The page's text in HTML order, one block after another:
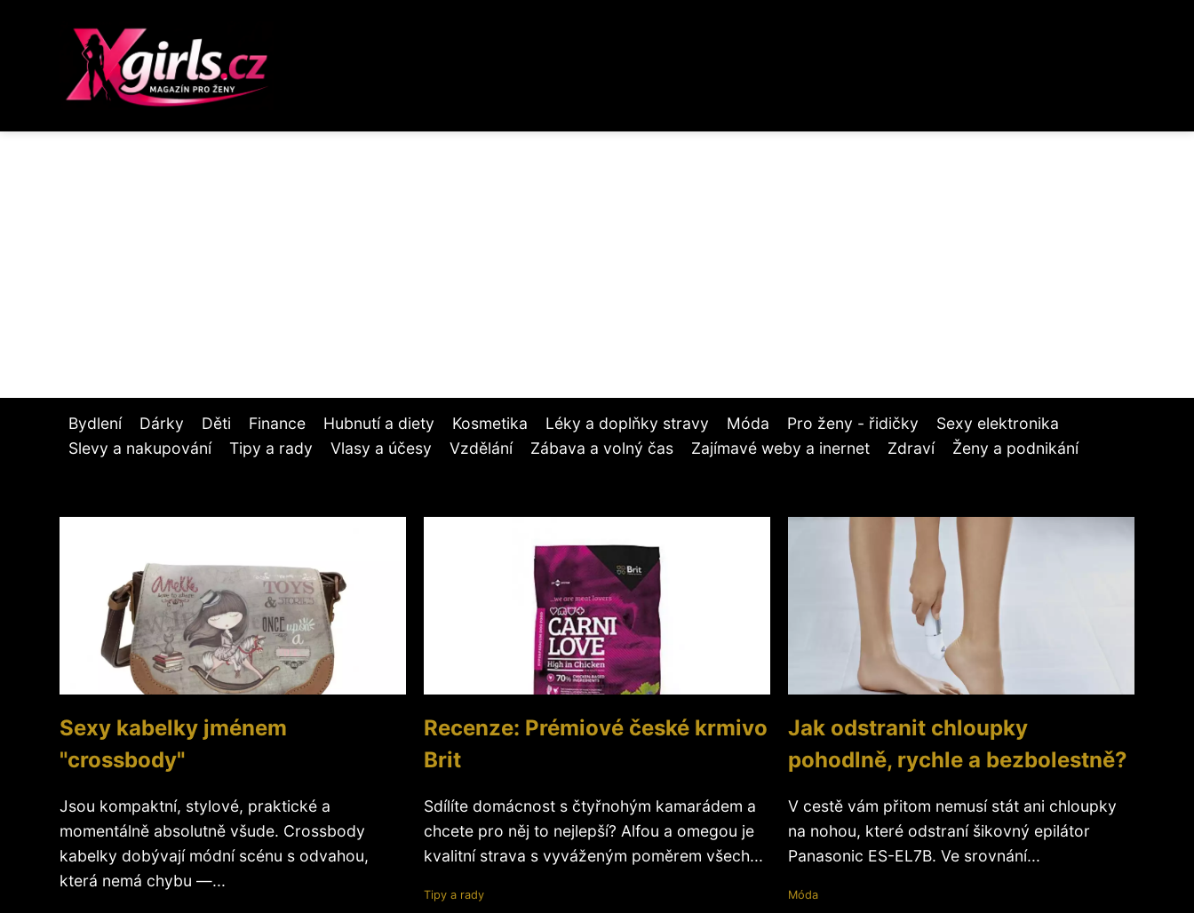
Bydlení Dárky Děti Finance Hubnutí a diety Kosmetika Léky a doplňky stravy Móda Pro ženy - řidičky
Sexy elektronika
Slevy a nakupování
Tipy a rady Vlasy a účesy Vzdělání Zábava a volný čas Zajímavé weby a inernet Zdraví Ženy a podnikání
Sexy kabelky jménem
"crossbody"
Jsou kompaktní, stylové, praktické a
momentálně absolutně všude. Crossbody
kabelky dobývají módní scénu s odvahou,
která nemá chybu —...
Recenze: Prémiové české krmivo
Brit
Sdílíte domácnost s čtyřnohým kamarádem a
chcete pro něj to nejlepší? Alfou a omegou je
kvalitní strava s vyváženým poměrem všech...
Tipy a rady
Jak odstranit chloupky
pohodlně, rychle a bezbolestně?
V cestě vám přitom nemusí stát ani chloupky
na nohou, které odstraní šikovný epilátor
Panasonic ES-EL7B. Ve srovnání...
Móda